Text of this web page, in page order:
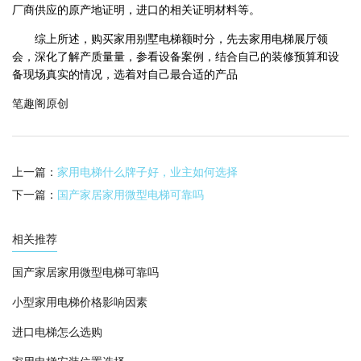
厂商供应的原产地证明，进口的相关证明材料等。
综上所述，购买家用别墅电梯额时分，先去家用电梯展厅领
会，深化了解产质量量，参看设备案例，结合自己的装修预算和设
备现场真实的情况，选着对自己最合适的产品
笔趣阁原创
上一篇： 家用电梯什么牌子好，业主如何选择
下一篇： 国产家居家用微型电梯可靠吗
相关推荐
国产家居家用微型电梯可靠吗
小型家用电梯价格影响因素
进口电梯怎么选购